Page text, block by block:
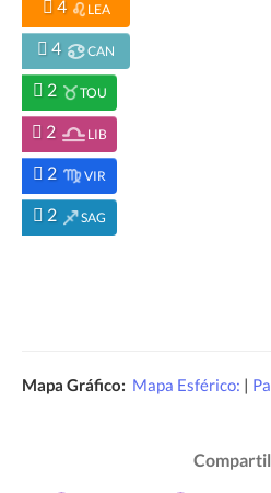
4 LEA
4 CAN
2 TOU
2 LIB
2 VIR
2 SAG
Mapa Gráfico: Mapa Esférico: |